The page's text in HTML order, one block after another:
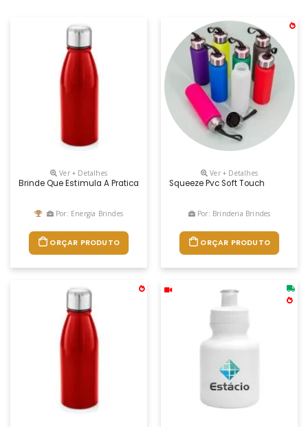
Ver + Detalhes
Brinde Que Estimula A Pratica De Atividades Físicas A Garrafa
Por: Energia Brindes
ORÇAR PRODUTO
Ver + Detalhes
Squeeze Pvc Soft Touch
Por: Brinderia Brindes
ORÇAR PRODUTO